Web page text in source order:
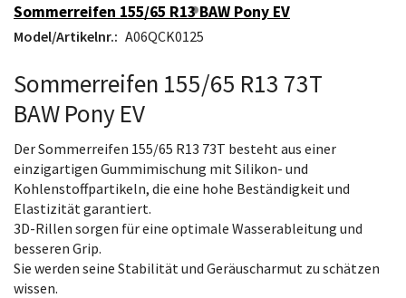
Sommerreifen 155/65 R13 BAW Pony EV
Model/Artikelnr.: A06QCK0125
Sommerreifen 155/65 R13 73T
BAW Pony EV
Der Sommerreifen 155/65 R13 73T besteht aus einer
einzigartigen Gummimischung mit Silikon- und
Kohlenstoffpartikeln, die eine hohe Beständigkeit und
Elastizität garantiert.
3D-Rillen sorgen für eine optimale Wasserableitung und
besseren Grip.
Sie werden seine Stabilität und Geräuscharmut zu schätzen
wissen.